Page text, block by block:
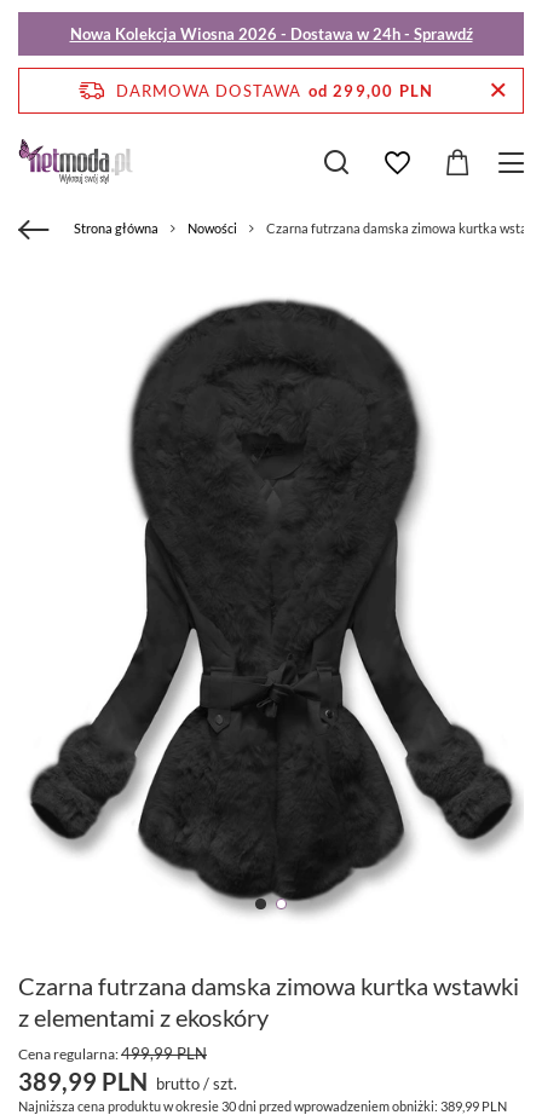
Nowa Kolekcja Wiosna 2026 - Dostawa w 24h - Sprawdź
DARMOWA DOSTAWA od 299,00 PLN
Strona główna Nowości Czarna futrzana damska zimowa kurtka
Czarna futrzana damska zimowa kurtka wstawki
z elementami z ekoskóry
Cena regularna:499,99 PLN
389,99 PLN brutto/szt.
Najniższa cena produktu w okresie 30 dni przed wprowadzeniem obniżki: 389,99 PLN